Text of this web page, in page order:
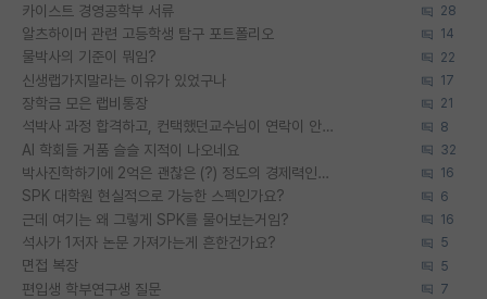
카이스트 경영공학부 서류 28
알츠하이머 관련 고등학생 탐구 포트폴리오 14
물박사의 기준이 뭐임? 22
신생랩가지말라는 이유가 있었구나 17
장학금 모은 랩비통장 21
석박사 과정 합격하고, 컨택했던교수님이 연락이 안됩니다... 8
AI 학회들 거품 슬슬 지적이 나오네요 32
박사진학하기에 2억은 괜찮은 (?) 정도의 경제력인가요 16
SPK 대학원 현실적으로 가능한 스펙인가요? 6
근데 여기는 왜 그렇게 SPK를 물어보는거임? 16
석사가 1저자 논문 가져가는게 흔한건가요? 5
면접 복장 5
편입생 학부연구생 질문 7